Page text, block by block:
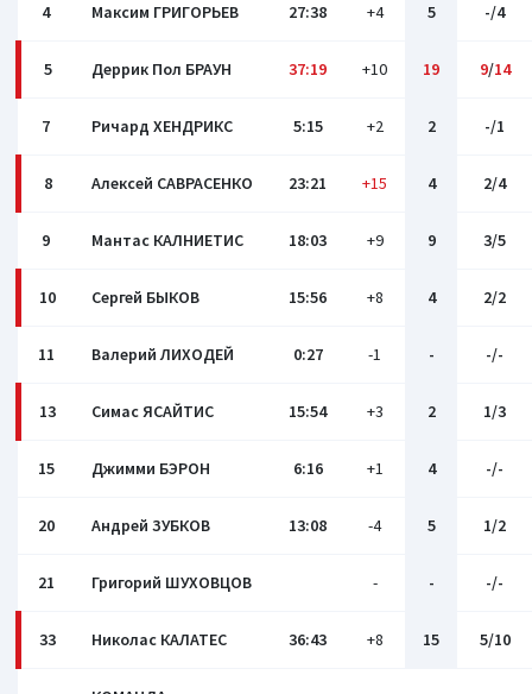
4 Максим ГРИГОРЬЕВ 27:38 +4 5 -/4
5 Деррик Пол БРАУН 37:19 +10 19 9/14
7 Ричард ХЕНДРИКС 5:15 +2 2 -/1
8 Алексей САВРАСЕНКО 23:21 +15 4 2/4
9 Мантас КАЛНИЕТИС 18:03 +9 9 3/5
10 Сергей БЫКОВ 15:56 +8 4 2/2
11 Валерий ЛИХОДЕЙ 0:27 -1 - -/-
13 Симас ЯСАЙТИС 15:54 +3 2 1/3
15 Джимми БЭРОН 6:16 +1 4 -/-
20 Андрей ЗУБКОВ 13:08 -4 5 1/2
21 Григорий ШУХОВЦОВ - - -/-
33 Николас КАЛАТЕС 36:43 +8 15 5/10